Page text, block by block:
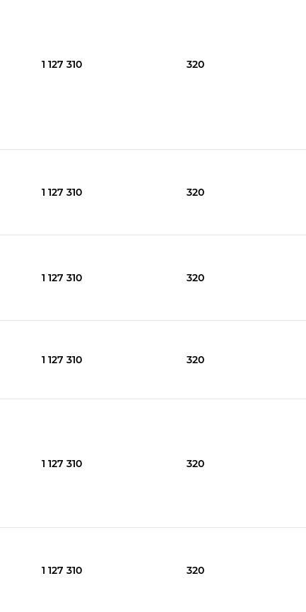
1 127 310 320
1 127 310 320
1 127 310 320
1 127 310 320
1 127 310 320
1 127 310 320